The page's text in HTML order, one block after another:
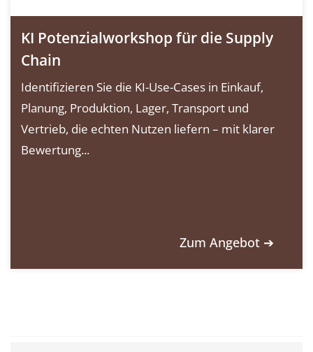
KI Potenzialworkshop für die Supply
Chain
Identifizieren Sie die KI-Use-Cases in Einkauf,
Planung, Produktion, Lager, Transport und
Vertrieb, die echten Nutzen liefern – mit klarer
Bewertung...
Zum Angebot ➔